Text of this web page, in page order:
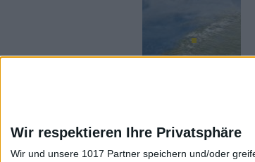
Wir respektieren Ihre Privatsphäre
Wir und unsere 1017 Partner speichern und/oder
Aktuelles Wetter: